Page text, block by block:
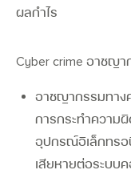
ผลกำไร
Cyber crime อาชญา
อาชญากรรมทาง
การกระทำความ
อุปกรณ์อิเล็กทรอ
เสียหายต่อระบบ